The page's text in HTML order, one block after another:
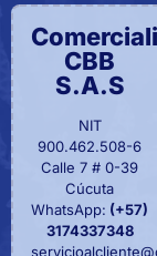
CBB
S.A.S
NIT
900.462.508-6
Calle 7 # 0-39
Cúcuta
WhatsApp: (+57)
3174337348